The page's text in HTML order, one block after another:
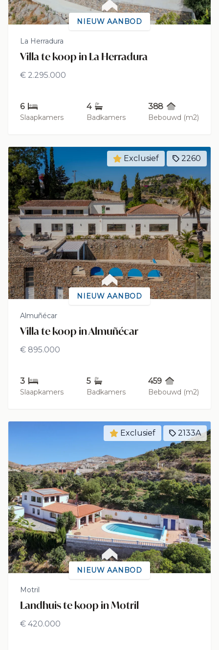
NIEUW AANBOD
La Herradura
Villa te koop in La Herradura
€ 2.295.000
6
Slaapkamers
4
Badkamers
388
Bebouwd (m2)
Exclusief 2260
NIEUW AANBOD
Almuñécar
Villa te koop in Almuñécar
€ 895.000
3
Slaapkamers
5
Badkamers
459
Bebouwd (m2)
Exclusief 2133A
NIEUW AANBOD
Motril
Landhuis te koop in Motril
€ 420.000